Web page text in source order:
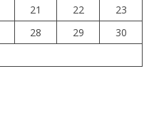
21 22
23
28 29
30